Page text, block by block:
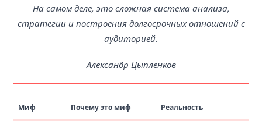
На самом деле, это сложная система анализа,
стратегии и построения долгосрочных отношений с
аудиторией.
Александр Цыпленков
Миф Почему это миф
Реальность